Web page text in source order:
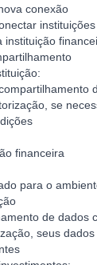
conexão
instituições
instituição
se
financeira
para o
de dados
seus